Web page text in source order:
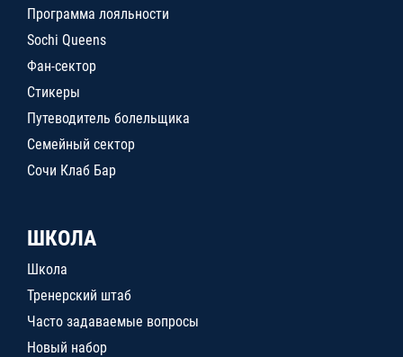
Программа лояльности
Sochi Queens
Фан-сектор
Стикеры
Путеводитель болельщика
Семейный сектор
Сочи Клаб Бар
ШКОЛА
Школа
Тренерский штаб
Часто задаваемые вопросы
Новый набор